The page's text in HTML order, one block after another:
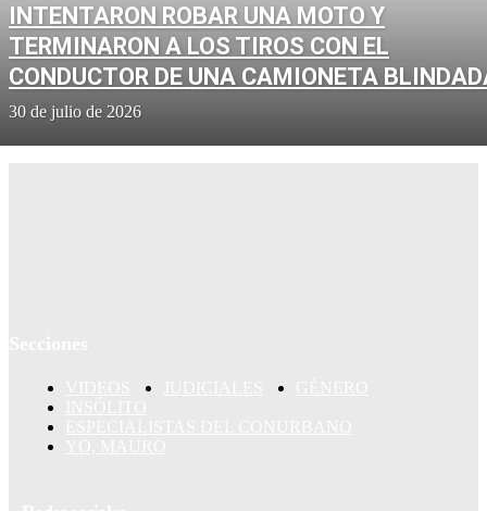
INTENTARON ROBAR UNA MOTO Y
TERMINARON A LOS TIROS CON EL
CONDUCTOR DE UNA CAMIONETA
30 de julio de 2026